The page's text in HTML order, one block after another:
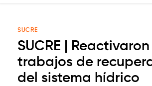
SUCRE
SUCRE |
trabajos de
del sistema hídrico